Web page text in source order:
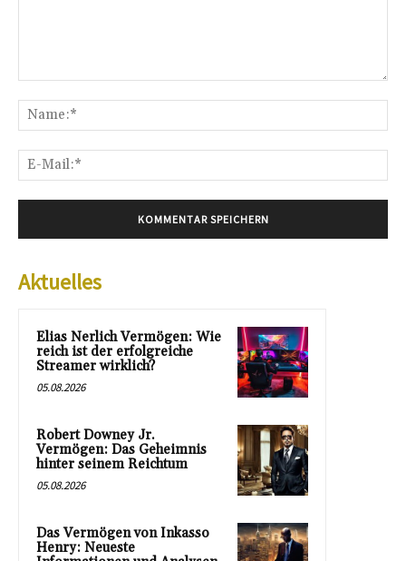
Aktuelles
Elias Nerlich Vermögen: Wie
reich ist der erfolgreiche
Streamer wirklich?
05.08.2026
Robert Downey Jr.
Vermögen: Das Geheimnis
hinter seinem Reichtum
05.08.2026
Das Vermögen von Inkasso
Henry: Neueste